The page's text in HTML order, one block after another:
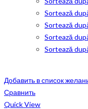
Sortează
Sortează
Sortează
Sortează
Добавить в список
Сравнить
Quick View